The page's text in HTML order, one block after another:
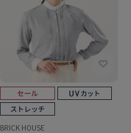
BRICK HOUSE